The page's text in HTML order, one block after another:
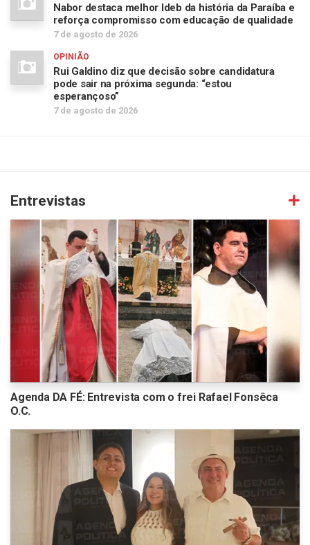
Nabor destaca melhor Ideb da história da Paraíba e
reforça compromisso com educação de qualidade
7 de agosto de 2026
OPINIÃO
Rui Galdino diz que decisão sobre candidatura
pode sair na próxima segunda: “estou
esperançoso”
7 de agosto de 2026
Entrevistas
Agenda DA FÉ: Entrevista com o frei Rafael Fonsêca
O.C.